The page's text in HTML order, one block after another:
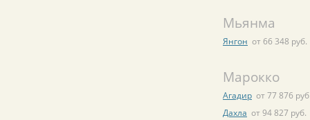
Мьянма
Янгон от 66 348 руб.
Марокко
Агадир от 77 876
Дахла от 94 827 руб.